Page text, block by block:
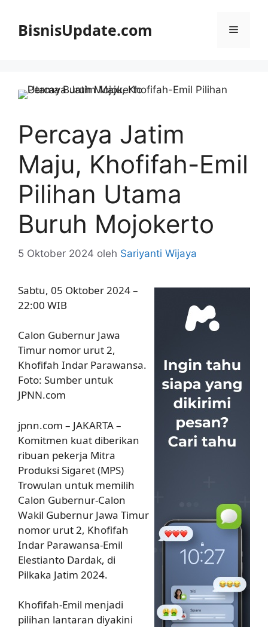
BisnisUpdate.com Menu
Percaya Jatim
Maju, Khofifah-Emil
Pilihan Utama
Buruh Mojokerto
5 Oktober 2024 oleh Sariyanti Wijaya
Sabtu, 05 Oktober 2024 –
22:00 WIB
Calon Gubernur Jawa
Timur nomor urut 2,
Khofifah Indar Parawansa.
Foto: Sumber untuk
JPNN.com
jpnn.com – JAKARTA –
Komitmen kuat diberikan
ribuan pekerja Mitra
Produksi Sigaret (MPS)
Trowulan untuk memilih
Calon Gubernur-Calon
Wakil Gubernur Jawa Timur
nomor urut 2, Khofifah
Indar Parawansa-Emil
Elestianto Dardak, di
Pilkaka Jatim 2024.
Khofifah-Emil menjadi
pilihan lantaran diyakini